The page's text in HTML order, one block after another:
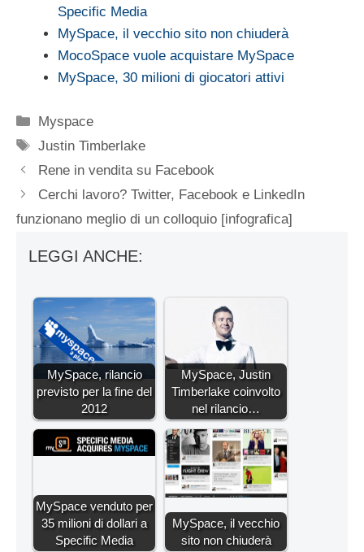
Specific Media
MySpace, il vecchio sito non chiuderà
MocoSpace vuole acquistare MySpace
MySpace, 30 milioni di giocatori attivi
Categorie
Myspace
Tag
Justin Timberlake
Rene in vendita su Facebook
Cerchi lavoro? Twitter, Facebook e LinkedIn
funzionano meglio di un colloquio [infografica]
LEGGI ANCHE:
MySpace, rilancio
previsto per la fine del
2012
MySpace, Justin
Timberlake coinvolto
nel rilancio…
MySpace venduto per
35 milioni di dollari a
Specific Media
MySpace, il vecchio
sito non chiuderà